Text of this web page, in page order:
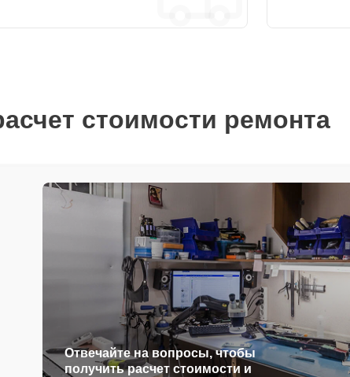
стоимости ремонта
Отвечайте на вопросы, чтобы
получить расчет стоимости и